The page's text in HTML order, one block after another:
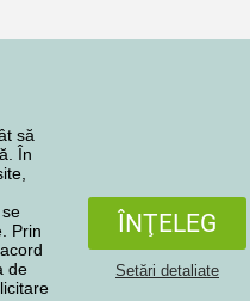
să
În
Prin
de
ÎNŢELEG
Setări detaliate